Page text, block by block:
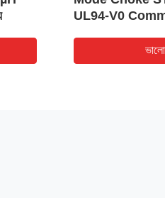
UL94-V0